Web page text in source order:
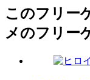
このフリー
メのフリー